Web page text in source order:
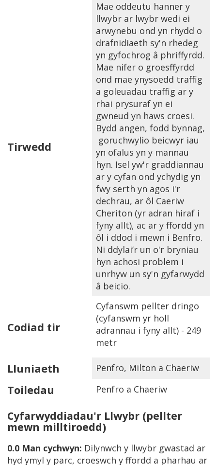
Tirwedd
Mae oddeutu hanner y
llwybr ar lwybr wedi ei
arwynebu ond yn rhydd o
drafnidiaeth sy'n rhedeg
yn gyfochrog â phriffyrdd.
Mae nifer o groesffyrdd
ond mae ynysoedd traffig
a goleuadau traffig ar y
rhai prysuraf yn ei
gwneud yn haws croesi.
Bydd angen, fodd bynnag,
goruchwylio beicwyr iau
yn ofalus yn y mannau
hyn. Isel yw'r graddiannau
ar y cyfan ond ychydig yn
fwy serth yn agos i'r
dechrau, ar ôl Caeriw
Cheriton (yr adran hiraf i
fyny allt), ac ar y ffordd yn
ôl i ddod i mewn i Benfro.
Ni ddylai’r un o'r bryniau
hyn achosi problem i
unrhyw un sy'n gyfarwydd
â beicio.
Codiad tir
Cyfanswm pellter dringo
(cyfanswm yr holl
adrannau i fyny allt) - 249
metr
Lluniaeth Penfro, Milton a Chaeriw
Toiledau Penfro a Chaeriw
Cyfarwyddiadau'r Llwybr (pellter
mewn milltiroedd)
0.0 Man cychwyn: Dilynwch y llwybr gwastad ar
hyd ymyl y parc, croeswch y ffordd a pharhau ar